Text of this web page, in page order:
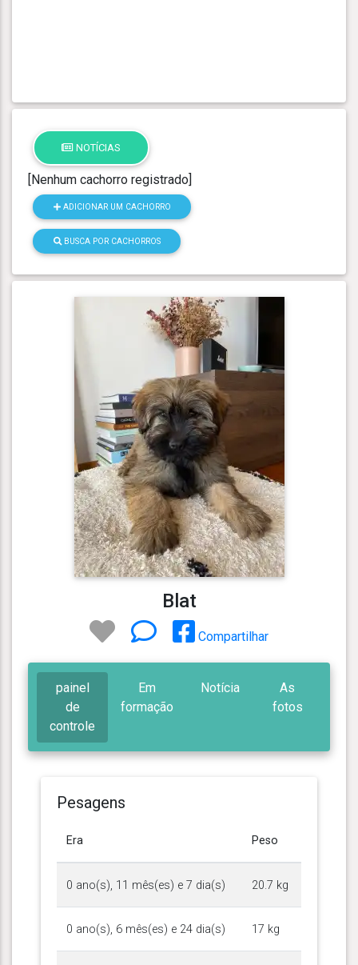
NOTÍCIAS
[Nenhum cachorro registrado]
ADICIONAR UM CACHORRO
BUSCA POR CACHORROS
Blat
Compartilhar
painel
de
controle
Em
formação
Notícia
As
fotos
Pesagens
Era Peso
0 ano(s), 11 mês(es) e 7 dia(s) 20.7 kg
0 ano(s), 6 mês(es) e 24 dia(s) 17 kg